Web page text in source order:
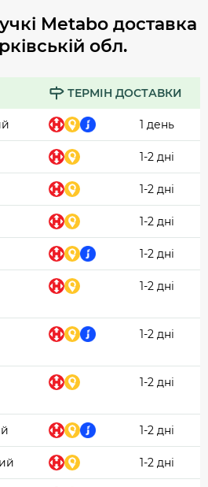
Metabo доставка
обл.
ТЕРМІН ДОСТАВКИ
1 день
1-2 дні
1-2 дні
1-2 дні
1-2 дні
1-2 дні
1-2 дні
1-2 дні
1-2 дні
1-2 дні